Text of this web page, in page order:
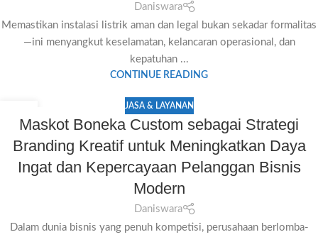
Daniswara
Memastikan instalasi listrik aman dan legal bukan sekadar formalitas
—ini menyangkut keselamatan, kelancaran operasional, dan
kepatuhan ...
CONTINUE READING
JUL
JASA & LAYANAN
Maskot Boneka Custom sebagai Strategi
Branding Kreatif untuk Meningkatkan Daya
Ingat dan Kepercayaan Pelanggan Bisnis
Modern
Daniswara
Dalam dunia bisnis yang penuh kompetisi, perusahaan berlomba-